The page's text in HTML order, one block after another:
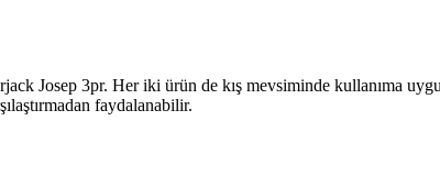
Josep 3pr. Her iki ürün de kış mevsiminde kullanıma
faydalanabilir.